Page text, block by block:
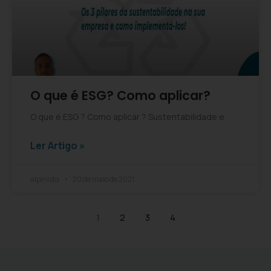
O que é ESG? Como aplicar?
O que é ESG ? Como aplicar ? Sustentabilidade e
Ler Artigo »
1 2 3 4